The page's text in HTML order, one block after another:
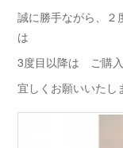
誠に勝手ながら、２
は
3度目以降は ご購入
宜しくお願いいたし